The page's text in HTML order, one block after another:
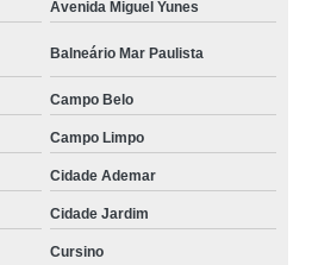
Avenida Miguel Yunes
Balneário Mar Paulista
Campo Belo
Campo Limpo
Cidade Ademar
Cidade Jardim
Cursino